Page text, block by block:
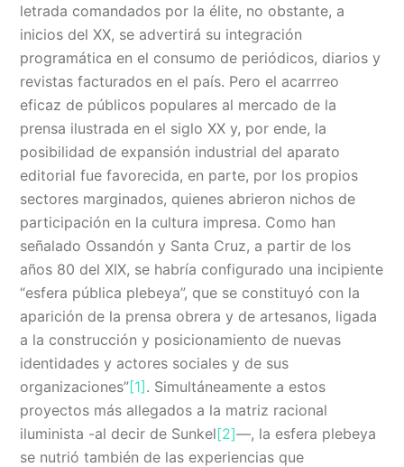
letrada comandados por la élite, no obstante, a
inicios del XX, se advertirá su integración
programática en el consumo de periódicos, diarios y
revistas facturados en el país. Pero el acarrreo
eficaz de públicos populares al mercado de la
prensa ilustrada en el siglo XX y, por ende, la
posibilidad de expansión industrial del aparato
editorial fue favorecida, en parte, por los propios
sectores marginados, quienes abrieron nichos de
participación en la cultura impresa. Como han
señalado Ossandón y Santa Cruz, a partir de los
años 80 del XIX, se habría configurado una incipiente
“esfera pública plebeya”, que se constituyó con la
aparición de la prensa obrera y de artesanos, ligada
a la construcción y posicionamiento de nuevas
identidades y actores sociales y de sus
organizaciones”[1]. Simultáneamente a estos
proyectos más allegados a la matriz racional
iluminista -al decir de Sunkel[2]—, la esfera plebeya
se nutrió también de las experiencias que